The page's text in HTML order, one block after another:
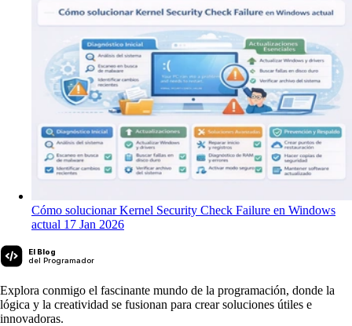
Cómo solucionar Kernel Security Check Failure en Windows
actual 17 Jan 2026
El Blog
del Programador
Explora conmigo el fascinante mundo de la programación, donde la
lógica y la creatividad se fusionan para crear soluciones útiles e
innovadoras.